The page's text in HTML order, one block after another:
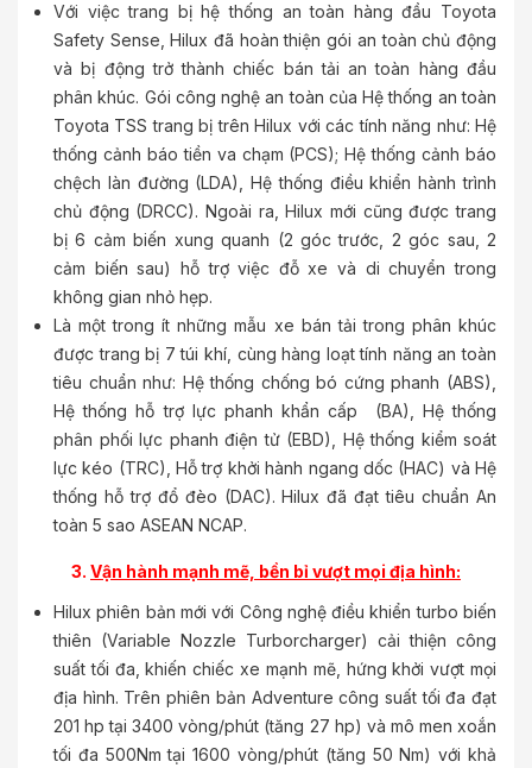
Với việc trang bị hệ thống an toàn hàng đầu Toyota
Safety Sense, Hilux đã hoàn thiện gói an toàn chủ động
và bị động trở thành chiếc bán tải an toàn hàng đầu
phân khúc. Gói công nghệ an toàn của Hệ thống an toàn
Toyota TSS trang bị trên Hilux với các tính năng như: Hệ
thống cảnh báo tiền va chạm (PCS); Hệ thống cảnh báo
chệch làn đường (LDA), Hệ thống điều khiển hành trình
chủ động (DRCC). Ngoài ra, Hilux mới cũng được trang
bị 6 cảm biến xung quanh (2 góc trước, 2 góc sau, 2
cảm biến sau) hỗ trợ việc đỗ xe và di chuyển trong
không gian nhỏ hẹp.
Là một trong ít những mẫu xe bán tải trong phân khúc
được trang bị 7 túi khí, cùng hàng loạt tính năng an toàn
tiêu chuẩn như: Hệ thống chống bó cứng phanh (ABS),
Hệ thống hỗ trợ lực phanh khẩn cấp (BA), Hệ thống
phân phối lực phanh điện tử (EBD), Hệ thống kiểm soát
lực kéo (TRC), Hỗ trợ khởi hành ngang dốc (HAC) và Hệ
thống hỗ trợ đổ đèo (DAC). Hilux đã đạt tiêu chuẩn An
toàn 5 sao ASEAN NCAP.
3. Vận hành mạnh mẽ, bền bỉ vượt mọi địa hình:
Hilux phiên bản mới với Công nghệ điều khiển turbo biến
thiên (Variable Nozzle Turborcharger) cải thiện công
suất tối đa, khiến chiếc xe mạnh mẽ, hứng khởi vượt mọi
địa hình. Trên phiên bản Adventure công suất tối đa đạt
201 hp tại 3400 vòng/phút (tăng 27 hp) và mô men xoắn
tối đa 500Nm tại 1600 vòng/phút (tăng 50 Nm) với khả